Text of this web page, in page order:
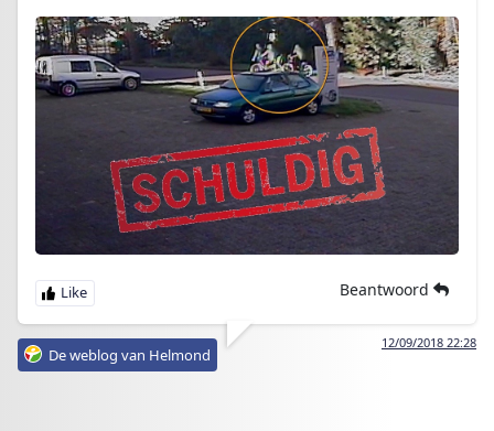
Beantwoord
12/09/2018 22:28
De weblog van Helmond